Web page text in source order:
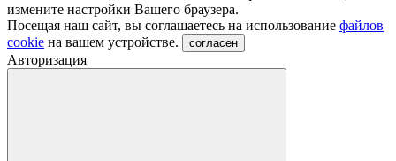
измените настройки Вашего браузера.
Посещая наш сайт, вы соглашаетесь на использование файлов
cookie на вашем устройстве. согласен
Авторизация